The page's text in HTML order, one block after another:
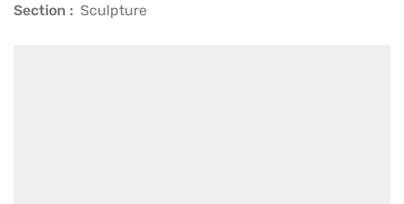
Section Sculpture